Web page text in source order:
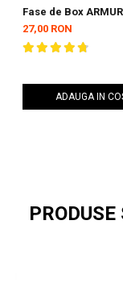
Fase de Box
Inceptos Negre 4,5
27,00 RON
ADAUGA IN